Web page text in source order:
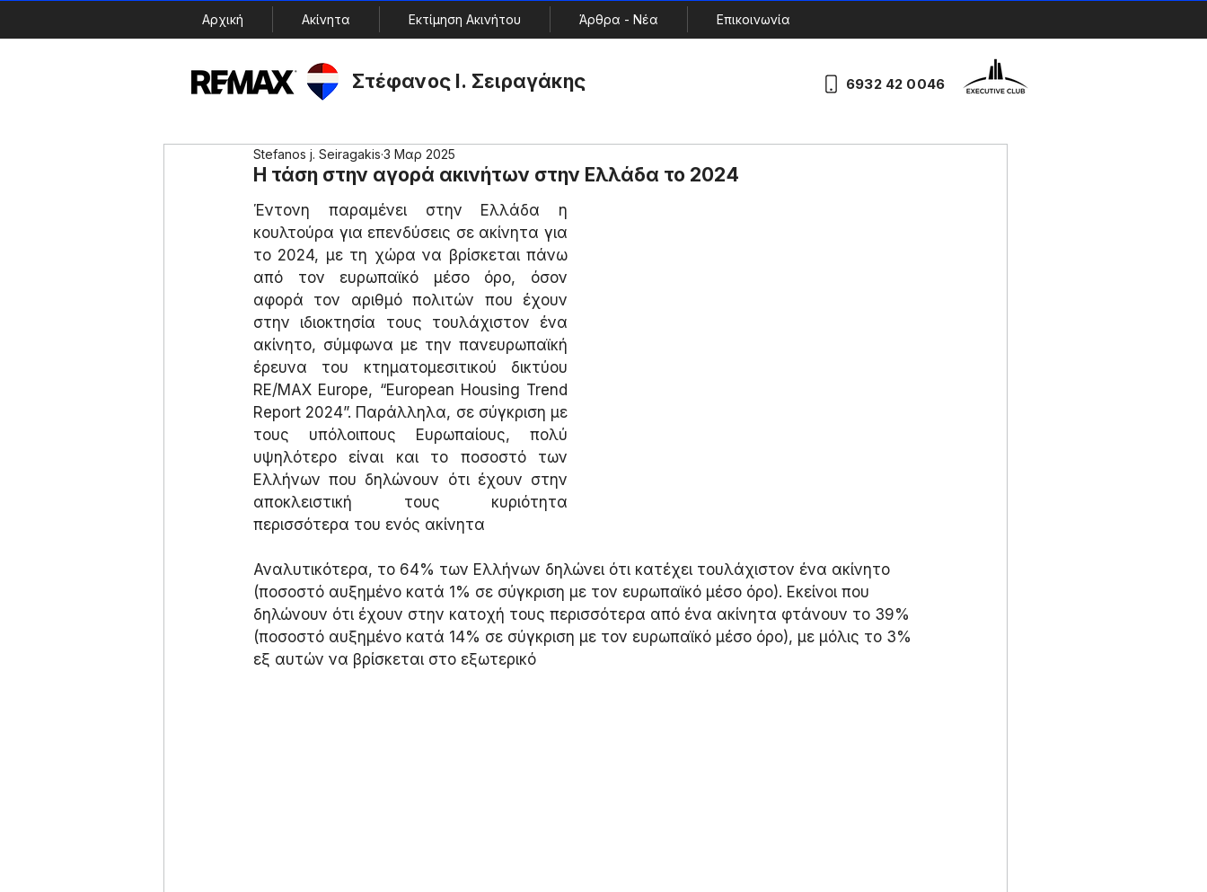
Αρχική Ακίνητα Εκτίμηση Ακινήτου Άρθρα - Νέα Επικοινωνία
Στέφανος Ι. Σειραγάκης 6932 42 0046
Η τάση στην αγορά ακινήτων στην Ελλάδα το 2024
Stefanos j. Seiragakis 3 Μαρ 2025
Έντονη παραμένει στην Ελλάδα η
κουλτούρα για επενδύσεις σε ακίνητα για
το 2024, με τη χώρα να βρίσκεται πάνω
από τον ευρωπαϊκό μέσο όρο, όσον
αφορά τον αριθμό πολιτών που έχουν
στην ιδιοκτησία τους τουλάχιστον ένα
ακίνητο, σύμφωνα με την πανευρωπαϊκή
έρευνα του κτηματομεσιτικού δικτύου
RE/MAX Europe, “European Housing Trend
Report 2024”. Παράλληλα, σε σύγκριση με
τους υπόλοιπους Ευρωπαίους, πολύ
υψηλότερο είναι και το ποσοστό των
Ελλήνων που δηλώνουν ότι έχουν στην
αποκλειστική τους κυριότητα
περισσότερα του ενός ακίνητα
Αναλυτικότερα, το 64% των Ελλήνων δηλώνει ότι κατέχει τουλάχιστον ένα ακίνητο
(ποσοστό αυξημένο κατά 1% σε σύγκριση με τον ευρωπαϊκό μέσο όρο). Εκείνοι που
δηλώνουν ότι έχουν στην κατοχή τους περισσότερα από ένα ακίνητα φτάνουν το 39%
(ποσοστό αυξημένο κατά 14% σε σύγκριση με τον ευρωπαϊκό μέσο όρο), με μόλις το 3%
εξ αυτών να βρίσκεται στο εξωτερικό